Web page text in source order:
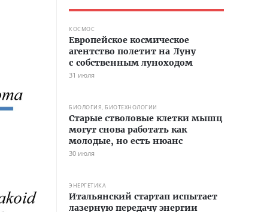
КОСМОС
Европейское космическое
агентство полетит на Луну
с собственным луноходом
31 июля
БИОЛОГИЯ, БИОТЕХНОЛОГИИ
Старые стволовые клетки мышц
могут снова работать как
молодые, но есть нюанс
30 июля
ЭНЕРГЕТИКА
Итальянский стартап испытает
лазерную передачу энергии